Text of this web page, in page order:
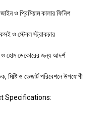
ও প্রিমিয়াম কালার ফিনিশ
ও স্টেবল স্ট্রাকচার
ও হোম ডেকোরের জন্য আদর্শ
মিষ্টি ও ডেজার্ট পরিবেশনে উপযোগী
Specifications: